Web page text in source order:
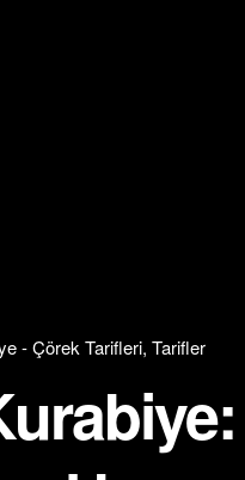
- Çörek Tarifleri, Tarifler